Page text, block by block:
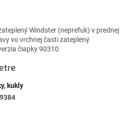
Windster (neprefuk) v prednej
vo vrchnej časti zateplený
čiapky 90310
kukly